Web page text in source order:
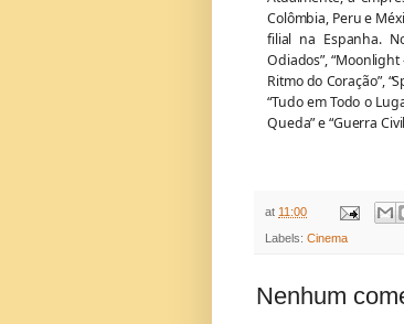
Colômbia, Peru e
filial na Espanha.
Odiados”, “Moonlight
Ritmo do Coração”,
“Tudo em Todo o
Queda” e “Guerra
at 11:00
Labels: Cinema
Nenhum